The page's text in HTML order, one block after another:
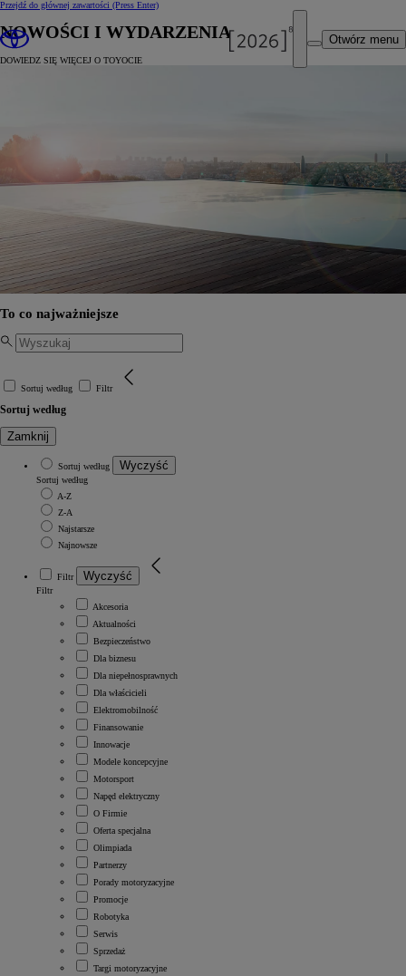
Przejdź do głównej zawartości (Press Enter)
Otwórz menu
NOWOŚCI I WYDARZENIA
DOWIEDZ SIĘ WIĘCEJ O TOYOCIE
To co najważniejsze
Sortuj według Filtr
Sortuj według
Zamknij
Sortuj według Wyczyść
Sortuj według
A-Z
Z-A
Najstarsze
Najnowsze
Filtr Wyczyść
Filtr
Akcesoria
Aktualności
Bezpieczeństwo
Dla biznesu
Dla niepełnosprawnych
Dla właścicieli
Elektromobilność
Finansowanie
Innowacje
Modele koncepcyjne
Motorsport
Napęd elektryczny
O Firmie
Oferta specjalna
Olimpiada
Partnerzy
Porady motoryzacyjne
Promocje
Robotyka
Serwis
Sprzedaż
Targi motoryzacyjne